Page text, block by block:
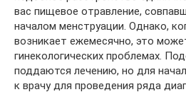
вас пищевое отравление,
началом менструации. Однако,
возникает ежемесячно, это
гинекологических проблемах.
поддаются лечению, но для
к врачу для проведения ряда